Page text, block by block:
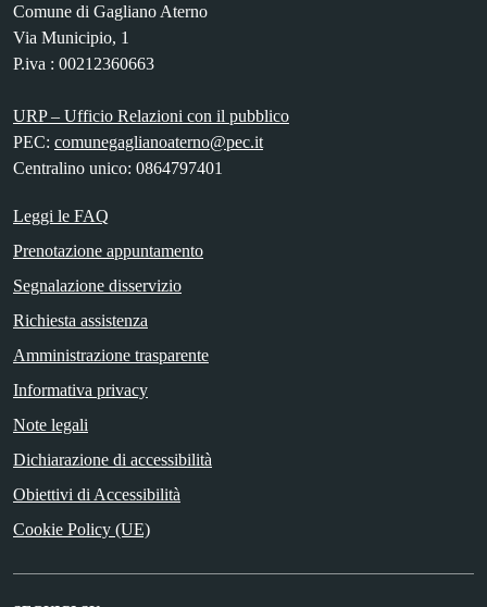
Comune di Gagliano Aterno
Via Municipio, 1
P.iva : 00212360663
URP – Ufficio Relazioni con il pubblico
PEC: comunegaglianoaterno@pec.it
Centralino unico: 0864797401
Leggi le FAQ
Prenotazione appuntamento
Segnalazione disservizio
Richiesta assistenza
Amministrazione trasparente
Informativa privacy
Note legali
Dichiarazione di accessibilità
Obiettivi di Accessibilità
Cookie Policy (UE)